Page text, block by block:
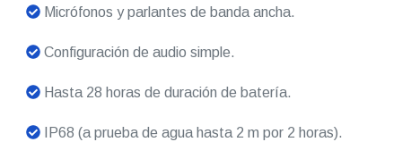
Micrófonos y parlantes de banda ancha.
Configuración de audio simple.
Hasta 28 horas de duración de batería.
IP68 (a prueba de agua hasta 2 m por 2 horas).